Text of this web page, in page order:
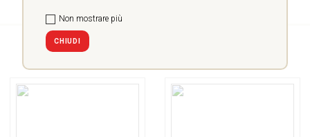
Non mostrare più
CHIUDI
POTREBBERO INTERESSARTI ANCHE